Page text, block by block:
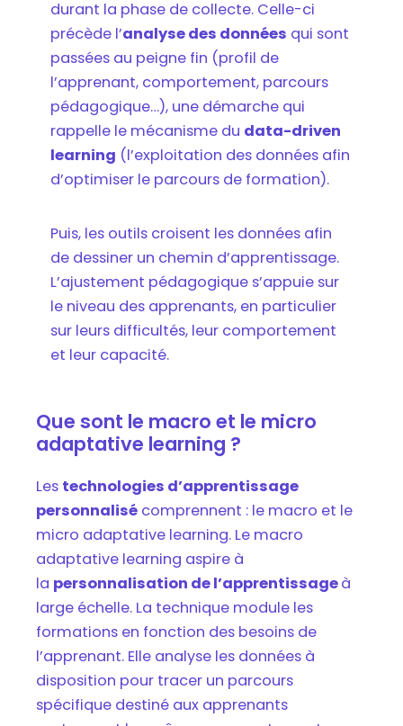
durant la phase de collecte. Celle-ci
précède l’analyse des données qui sont
passées au peigne fin (profil de
l’apprenant, comportement, parcours
pédagogique…), une démarche qui
rappelle le mécanisme du data-driven
learning (l’exploitation des données afin
d’optimiser le parcours de formation).
Puis, les outils croisent les données afin
de dessiner un chemin d’apprentissage.
L’ajustement pédagogique s’appuie sur
le niveau des apprenants, en particulier
sur leurs difficultés, leur comportement
et leur capacité.
Que sont le macro et le micro
adaptative learning ?
Les technologies d’apprentissage
personnalisé comprennent : le macro et le
micro adaptative learning. Le macro
adaptative learning aspire à
la personnalisation de l’apprentissageà
large échelle. La technique module les
formations en fonction des besoins de
l’apprenant. Elle analyse les données à
disposition pour tracer un parcours
spécifique destiné aux apprenants